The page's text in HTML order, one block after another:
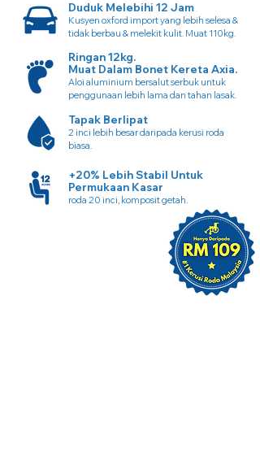
Duduk Melebihi 12 Jam
Kusyen oxford import yang lebih selesa &
tidak berbau & melekit kulit. Muat 110kg.
Ringan 12kg.
Muat Dalam Bonet Kereta Axia.
Aloi aluminium bersalut serbuk untuk
penggunaan lebih lama dan tahan lasak.
Tapak Berlipat
2 inci lebih besar daripada kerusi roda
biasa.
+20% Lebih Stabil Untuk
Permukaan Kasar
roda 20 inci, komposit getah.